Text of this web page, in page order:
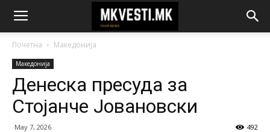
Почетна Македонија
Македонија
Денеска пресуда за
Стојанче Јовановски
May 7, 2026 492